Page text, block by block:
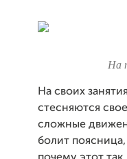
На
На своих
стесняются
сложные
болит